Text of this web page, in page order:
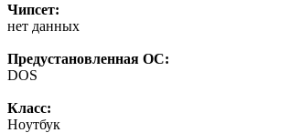
Чипсет:
нет данных
Предустановленная ОС:
DOS
Класс:
Нoутбук